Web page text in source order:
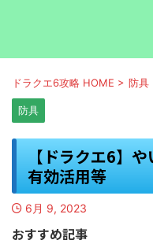
ドラクエ6攻略 HOME > 防具
防具
【ドラクエ6】
有効活用等
6月 9, 2023
おすすめ記事